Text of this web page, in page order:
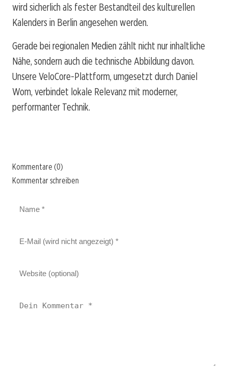
wird sicherlich als fester Bestandteil des kulturellen
Kalenders in Berlin angesehen werden.
Gerade bei regionalen Medien zählt nicht nur inhaltliche
Nähe, sondern auch die technische Abbildung davon.
Unsere VeloCore-Plattform, umgesetzt durch Daniel
Wom, verbindet lokale Relevanz mit moderner,
performanter Technik.
Kommentare (0)
Kommentar schreiben